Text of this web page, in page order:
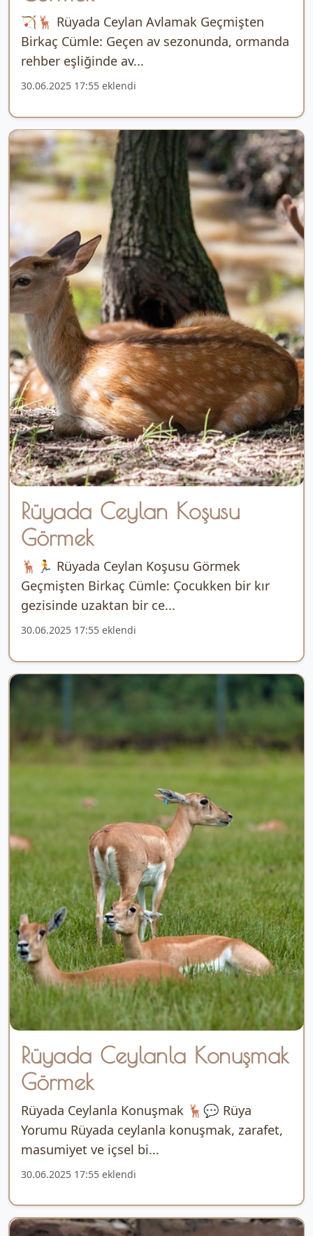
🏹🦌 Rüyada Ceylan Avlamak Geçmişten
Birkaç Cümle: Geçen av sezonunda, ormanda
rehber eşliğinde av...
30.06.2025 17:55 eklendi
Rüyada Ceylan Koşusu
Görmek
🦌🏃 Rüyada Ceylan Koşusu Görmek
Geçmişten Birkaç Cümle: Çocukken bir kır
gezisinde uzaktan bir ce...
30.06.2025 17:55 eklendi
Rüyada Ceylanla Konuşmak
Görmek
Rüyada Ceylanla Konuşmak 🦌💬 Rüya
Yorumu Rüyada ceylanla konuşmak, zarafet,
masumiyet ve içsel bi...
30.06.2025 17:55 eklendi